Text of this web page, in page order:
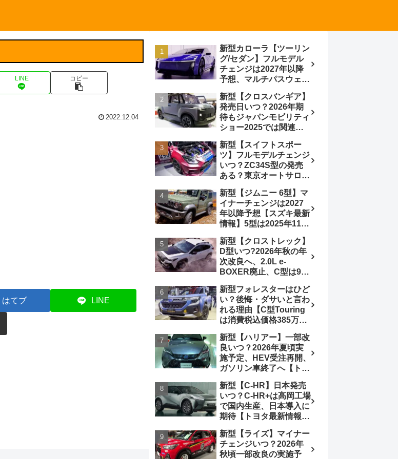
LINE コピー
2022.12.04
はてブ LINE
新型カローラ【ツーリン
グ/セダン】フルモデル
チェンジは2027年以降
予想、マルチパスウェイ
BEVからの派生で新開発
小型エンジン搭載の
HEV/PHEV、ギガキャ
ストの採用は無しか【ト
ヨタ最新情報】60周年記
念車発売
新型【クロスバンギア】
発売日いつ？2026年期
待もジャパンモビリティ
ショー2025では関連モ
最新情報】ベース車ノ
ア/ヴォクシーの台湾生
産開始に注目、「ギア」
のほか「コア」と「ツー
ル」、デリカD:5対抗の
クロスオーバーSUVミニ
バン
新型【スイフトスポー
ツ】フルモデルチェンジ
いつ？ZC34S型の発売
ある？東京オートサロン
エロー レヴはスイスポ
コンセプトか？ハイブリ
ッド化/重量増/価格アッ
プが争点【スズキ最新情
報】特別仕様車
「ZC33S Final
Edition」終了
新型【ジムニー 6型】マ
イナーチェンジは2027
年以降予想【スズキ最新
情報】5型は2025年11月
ACC・スズキコネクト
採用
新型【クロストレック】
D型いつ?2026年秋の年
次改良へ、2.0L e-
BOXER廃止、C型は9月
ーボ採用予想【スバル最
新情報】
新型フォレスターはひど
い？後悔・ダサいと言わ
れる理由【C型Touring
は消費税込価格385万円
19.1km/L、納期4～5か
月】ナビUI・冬用タイ
ヤ・ウィルダネス日本発
売は？カーオブザイヤー
とJNCAP大賞受賞後も
残る注意点
新型【ハリアー】一部改
良いつ？2026年夏頃実
施予定、HEV受注再開、
ガソリン車終了へ【トヨ
チェンジ2027年以降予
想
新型【C-HR】日本発売
いつ？C-HR+は高岡工場
で国内生産、日本導入に
期待【トヨタ最新情報】
売、2代目HEV・PHEV
は日本未導入
新型【ライズ】マイナー
チェンジいつ？2026年
秋頃一部改良の実施予